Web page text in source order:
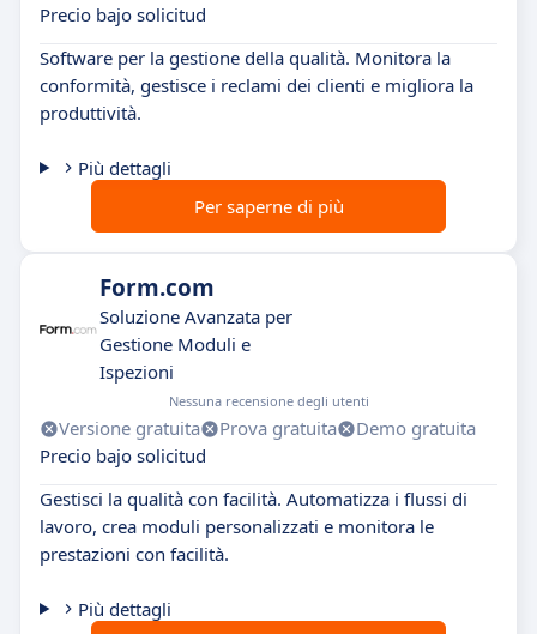
Precio bajo solicitud
Software per la gestione della qualità. Monitora la
conformità, gestisce i reclami dei clienti e migliora la
produttività.
Più dettagli
Per saperne di più
Form.com
Soluzione Avanzata per
Gestione Moduli e
Ispezioni
Nessuna recensione degli utenti
Versione gratuita Prova gratuita
Demo gratuita
Precio bajo solicitud
Gestisci la qualità con facilità. Automatizza i flussi di
lavoro, crea moduli personalizzati e monitora le
prestazioni con facilità.
Più dettagli